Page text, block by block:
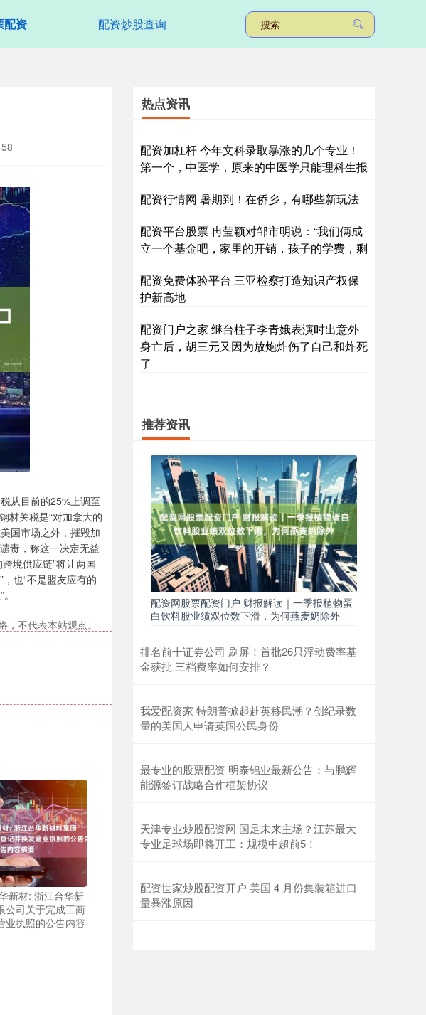
配资 配资炒股查询
从目前的25%上调至
材关税是“对加拿大的
国市场之外，摧毁加
责，称这一决定无益
境供应链”将让两国
也“不是盟友应有的
不代表本站观点。
新材: 浙江台华新
公司关于完成工商
业执照的公告内容
热点资讯
配资加杠杆 今年文科录取暴涨的几个专业！
第一个，中医学，原来的中医学只能理科生报
配资行情网 暑期到！在侨乡，有哪些新玩法
配资平台股票 冉莹颖对邹市明说：“我们俩成
立一个基金吧，家里的开销，孩子的学费，剩
配资免费体验平台 三亚检察打造知识产权保
护新高地
配资门户之家 继台柱子李青娥表演时出意外
身亡后，胡三元又因为放炮炸伤了自己和炸死
了
推荐资讯
配资网股票配资门户 财报解读｜一季报植物蛋
白饮料股业绩双位数下滑，为何燕麦奶除外
排名前十证券公司 刷屏！首批26只浮动费率基
金获批 三档费率如何安排？
我爱配资家 特朗普掀起赴英移民潮？创纪录数
量的美国人申请英国公民身份
最专业的股票配资 明泰铝业最新公告：与鹏辉
能源签订战略合作框架协议
天津专业炒股配资网 国足未来主场？江苏最大
专业足球场即将开工：规模中超前5！
配资世家炒股配资开户 美国 4 月份集装箱进口
量暴涨原因